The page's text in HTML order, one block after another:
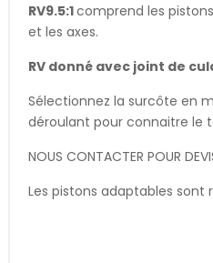
RV9.5:1comprend les
et les axes.
RV donné avec joint de
Sélectionnez la surcôte en
déroulant pour connaitre le
NOUS CONTACTER POUR
Les pistons adaptables